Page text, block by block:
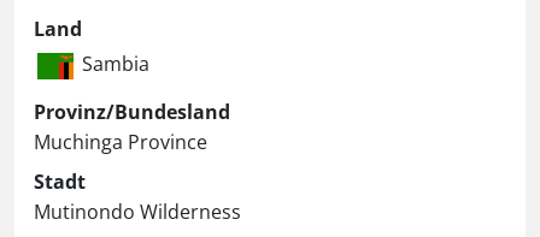
Land
Sambia
Provinz/Bundesland
Muchinga Province
Stadt
Mutinondo Wilderness